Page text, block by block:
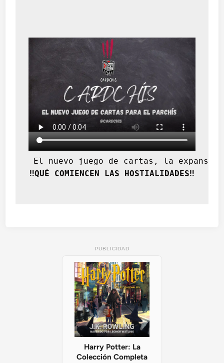
El nuevo juego de cartas, la
‼️QUÉ COMIENCEN LAS HOSTIALIDADES‼️
PUBLICIDAD
Harry Potter: La
Colección Completa